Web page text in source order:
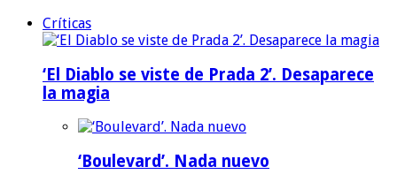
Críticas
‘El Diablo se viste de Prada 2’. Desaparece
la magia
‘Boulevard’. Nada nuevo